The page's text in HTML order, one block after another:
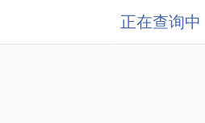
正在查询中